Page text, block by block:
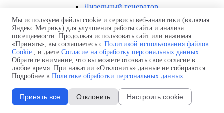
Дизельный генератор
GSW340P 3Ф, 400В,
250.39 кВт
Дизельный генератор
GSW340P Alt. LS 3Ф,
400В, 251.46 кВт
Дизельный генератор
GSW360V 3Ф, 230В,
260.86 кВт
Дизельный генератор
GSW360V 3Ф, 400В,
260.86 кВт
Мы используем файлы cookie и сервисы веб-аналитики (включая
Яндекс.Метрику) для улучшения работы сайта и анализа
посещаемости. Продолжая использовать сайт или нажимая
«Принять», вы соглашаетесь с Политикой использования файлов
Cookie , и даете Согласие на обработку персональных данных .
Обратите внимание, что вы можете отозвать свое согласие в
любое время. При нажатии «Отклонить» данные не собираются.
Подробнее в Политике обработки персональных данных.
Принять все Отклонить Настроить cookie